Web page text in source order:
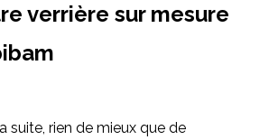
verrière sur mesure
suite, rien de mieux que de